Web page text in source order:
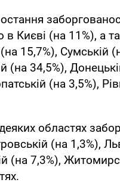
в Києві (на 11%), а
15,7%), Сумській
(на 34,5%),
(на 3,5%),
областях
(на 1,3%),
(на 7,3%),